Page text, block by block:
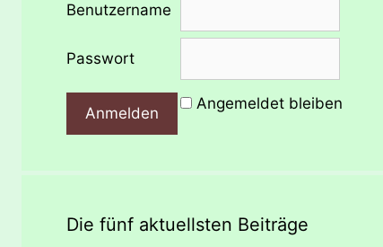
Benutzername
Passwort
Angemeldet bleiben
Die fünf aktuellsten Beiträge